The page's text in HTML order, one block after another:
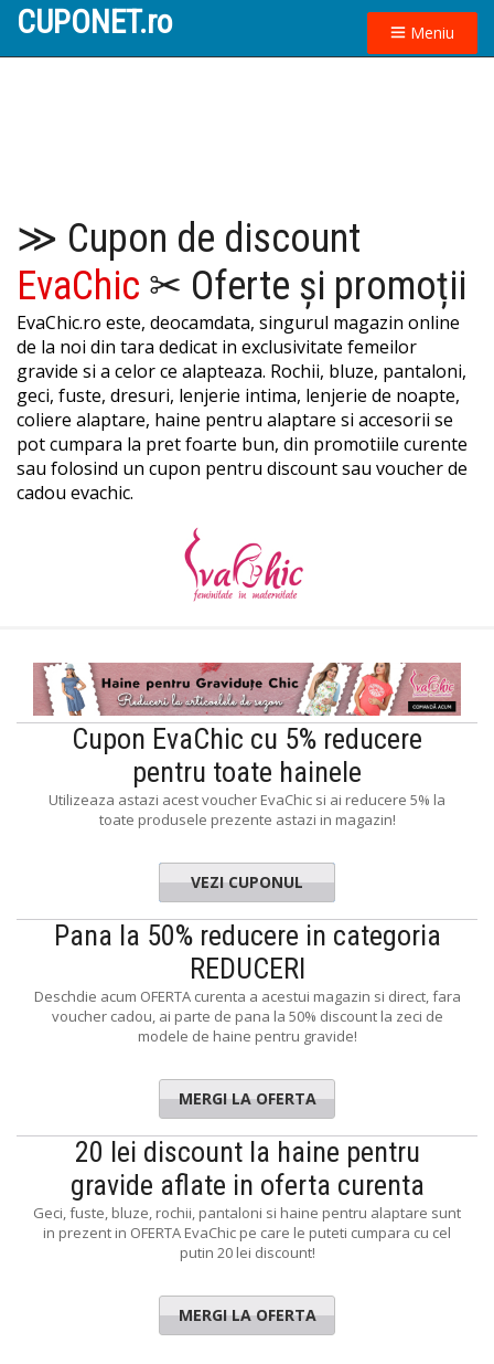
CUPONET.ro Meniu
≫ Cupon de discount
EvaChic ✂ Oferte și promoții
EvaChic.ro este, deocamdata, singurul magazin online
de la noi din tara dedicat in exclusivitate femeilor
gravide si a celor ce alapteaza. Rochii, bluze, pantaloni,
geci, fuste, dresuri, lenjerie intima, lenjerie de noapte,
coliere alaptare, haine pentru alaptare si accesorii se
pot cumpara la pret foarte bun, din promotiile curente
sau folosind un cupon pentru discount sau voucher de
cadou evachic.
Cupon EvaChic cu 5% reducere
pentru toate hainele
Utilizeaza astazi acest voucher EvaChic si ai reducere 5% la
toate produsele prezente astazi in magazin!
summer
VEZI CUPONUL
Pana la 50% reducere in categoria
REDUCERI
Deschdie acum OFERTA curenta a acestui magazin si direct, fara
voucher cadou, ai parte de pana la 50% discount la zeci de
modele de haine pentru gravide!
MERGI LA OFERTA
20 lei discount la haine pentru
gravide aflate in oferta curenta
Geci, fuste, bluze, rochii, pantaloni si haine pentru alaptare sunt
in prezent in OFERTA EvaChic pe care le puteti cumpara cu cel
putin 20 lei discount!
MERGI LA OFERTA